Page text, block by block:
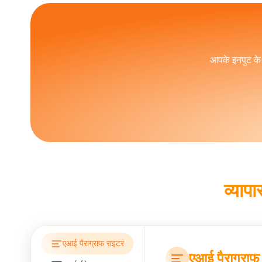
एआई राइटर्स कॉन्टेक्स्चुअल अंडरस्टैंडिंग, टोन एडैप्टेशन
आपके इनपुट के
एआई पैराग्राफ राइटर
एआई पैराग्राफ